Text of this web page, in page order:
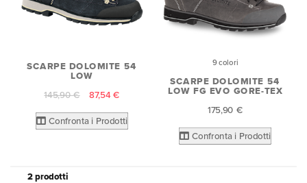
SCARPE DOLOMITE 54
LOW
145,90 € 87,54 €
Confronta i Prodotti
9 colori
SCARPE DOLOMITE 54
LOW FG EVO GORE-TEX
175,90 €
Confronta i Prodotti
2 prodotti